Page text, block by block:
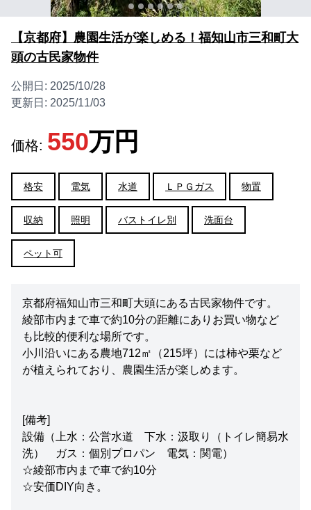
【京都府】農園生活が楽しめる！福知山市三和町大
頭の古民家物件
公開日: 2025/10/28
更新日: 2025/11/03
価格: 550万円
格安 電気 水道 ＬＰＧガス 物置
収納 照明 バストイレ別 洗面台
ペット可
京都府福知山市三和町大頭にある古民家物件です。
綾部市内まで車で約10分の距離にありお買い物など
も比較的便利な場所です。
小川沿いにある農地712㎡（215坪）には柿や栗など
が植えられており、農園生活が楽しめます。
[備考]
設備（上水：公営水道 下水：汲取り（トイレ簡易水
洗） ガス：個別プロパン 電気：関電）
☆綾部市内まで車で約10分
☆安価DIY向き。